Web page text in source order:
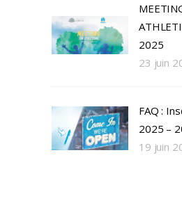
2025
23 juin
FAQ :
2025 –
19 juin